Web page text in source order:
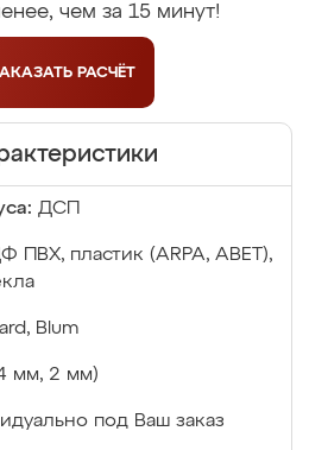
чем за 15 минут!
РАСЧЁТ
ДСП
пластик (ARPA, ABET),
Blum
мм, 2 мм)
под Ваш заказ